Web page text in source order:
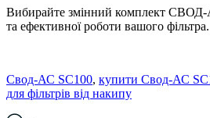
Вибирайте змінний комплект СВОД-
та ефективної роботи вашого фільтра.
Свод-АС SC100, купити Свод-АС
для фільтрів від накипу